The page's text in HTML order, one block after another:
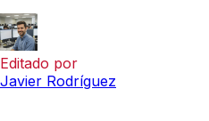
Editado por
Javier Rodríguez